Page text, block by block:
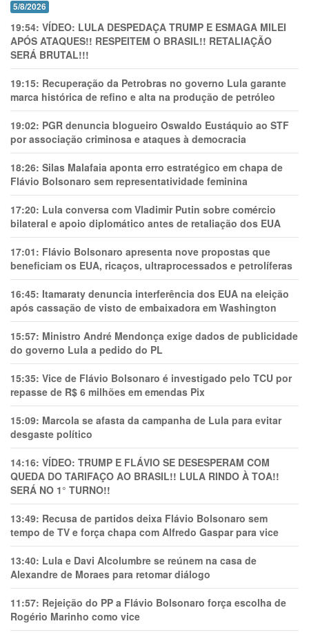
5/8/2026
19:54: VÍDEO: LULA DESPEDAÇA TRUMP E ESMAGA MILEI
APÓS ATAQUES!! RESPEITEM O BRASIL!! RETALIAÇÃO
SERÁ BRUTAL!!!
19:15: Recuperação da Petrobras no governo Lula garante
marca histórica de refino e alta na produção de petróleo
19:02: PGR denuncia blogueiro Oswaldo Eustáquio ao STF
por associação criminosa e ataques à democracia
18:26: Silas Malafaia aponta erro estratégico em chapa de
Flávio Bolsonaro sem representatividade feminina
17:20: Lula conversa com Vladimir Putin sobre comércio
bilateral e apoio diplomático antes de retaliação dos EUA
17:01: Flávio Bolsonaro apresenta nove propostas que
beneficiam os EUA, ricaços, ultraprocessados e petrolíferas
16:45: Itamaraty denuncia interferência dos EUA na eleição
após cassação de visto de embaixadora em Washington
15:57: Ministro André Mendonça exige dados de publicidade
do governo Lula a pedido do PL
15:35: Vice de Flávio Bolsonaro é investigado pelo TCU por
repasse de R$ 6 milhões em emendas Pix
15:09: Marcola se afasta da campanha de Lula para evitar
desgaste político
14:16: VÍDEO: TRUMP E FLÁVIO SE DESESPERAM COM
QUEDA DO TARIFAÇO AO BRASIL!! LULA RINDO À TOA!!
SERÁ NO 1° TURNO!!
13:49: Recusa de partidos deixa Flávio Bolsonaro sem
tempo de TV e força chapa com Alfredo Gaspar para vice
13:40: Lula e Davi Alcolumbre se reúnem na casa de
Alexandre de Moraes para retomar diálogo
11:57: Rejeição do PP a Flávio Bolsonaro força escolha de
Rogério Marinho como vice